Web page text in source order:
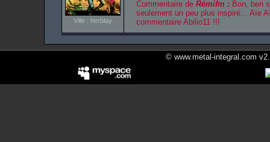
Ville : herblay
Commentaire de Rémifm : Bon, ben
seulement un peu plus inspiré... Aïe
commentaire Abilio11 !!!
© www.metal-integral.com